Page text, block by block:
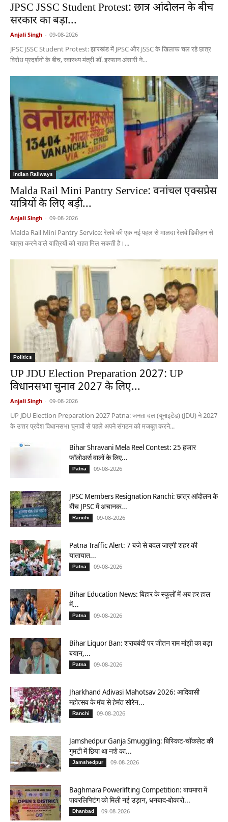
JPSC JSSC Student Protest: छात्र आंदोलन के बीच
सरकार का बड़ा...
Anjali Singh - 09-08-2026
JPSC JSSC Student Protest: झारखंड में JPSC और JSSC के खिलाफ चल रहे छात्र
विरोध प्रदर्शनों के बीच, स्वास्थ्य मंत्री डॉ. इरफान अंसारी ने...
Indian Railways
Malda Rail Mini Pantry Service: वनांचल एक्सप्रेस
यात्रियों के लिए बड़ी...
Anjali Singh - 09-08-2026
Malda Rail Mini Pantry Service: रेलवे की एक नई पहल से मालदा रेलवे डिवीज़न से
यात्रा करने वाले यात्रियों को राहत मिल सकती है।...
Politics
UP JDU Election Preparation 2027: UP
विधानसभा चुनाव 2027 के लिए...
Anjali Singh - 09-08-2026
UP JDU Election Preparation 2027 Patna: जनता दल (यूनाइटेड) (JDU) ने 2027
के उत्तर प्रदेश विधानसभा चुनावों से पहले अपने संगठन को मजबूत करने...
Bihar Shravani Mela Reel Contest: 25 हजार
फॉलोअर्स वालों के लिए...
Patna 09-08-2026
JPSC Members Resignation Ranchi: छात्र आंदोलन के
बीच JPSC में अचानक...
Ranchi 09-08-2026
Patna Traffic Alert: 7 बजे से बदल जाएगी शहर की
यातायात...
Patna 09-08-2026
Bihar Education News: बिहार के स्कूलों में अब हर हाल
में...
Patna 09-08-2026
Bihar Liquor Ban: शराबबंदी पर जीतन राम मांझी का बड़ा
बयान,...
Patna 09-08-2026
Jharkhand Adivasi Mahotsav 2026: आदिवासी
महोत्सव के मंच से हेमंत सोरेन...
Ranchi 09-08-2026
Jamshedpur Ganja Smuggling: बिस्किट-चॉकलेट की
गुमटी में छिपा था नशे का...
Jamshedpur 09-08-2026
Baghmara Powerlifting Competition: बाघमारा में
पावरलिफ्टिंग को मिली नई उड़ान, धनबाद-बोकारो...
Dhanbad 09-08-2026